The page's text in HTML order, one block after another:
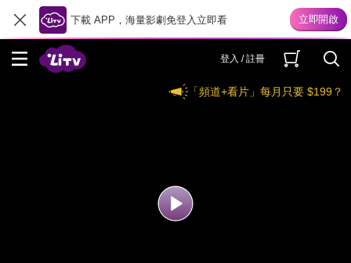
下載 APP，海量影劇免登入立即看
登入 / 註冊
「頻道+看片」每月只要 $199？